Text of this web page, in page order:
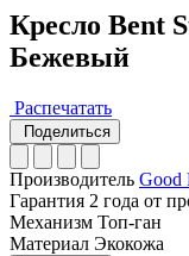
Кресло Bent
Бежевый
Распечатать
Поделиться
Производитель Good
Гарантия 2 года от
Механизм Топ-ган
Материал Экокожа